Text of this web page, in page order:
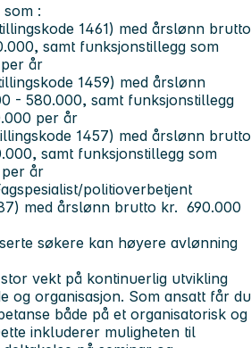
:
1461) med årslønn brutto
samt funksjonstillegg som
år
1459) med årslønn
- 580.000, samt funksjonstillegg
per år
1457) med årslønn brutto
samt funksjonstillegg som
år
politioverbetjent
med årslønn brutto kr. 690.000
søkere kan høyere avlønning
vekt på kontinuerlig utvikling
og organisasjon. Som ansatt får du
både på et organisatorisk og
inkluderer muligheten til